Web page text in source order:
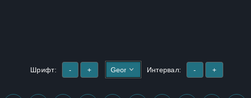
Шрифт: - + Интервал: - +